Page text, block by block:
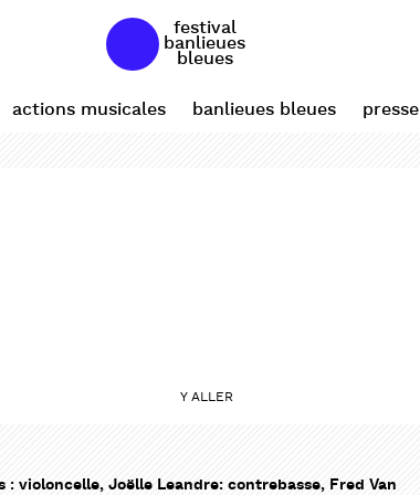
festival
banlieues
bleues
actions musicales banlieues bleues presse
Y ALLER
violoncelle, Joëlle Leandre: contrebasse, Fred Van